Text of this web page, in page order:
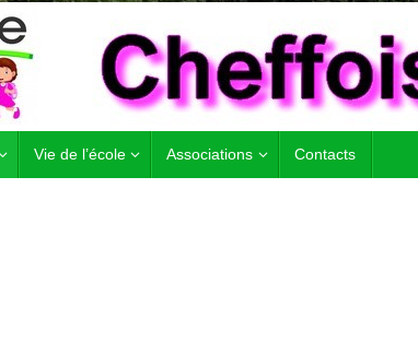
Vie de l’école Associations Contacts